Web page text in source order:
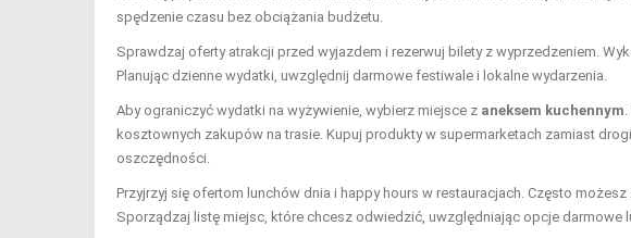
spędzenie czasu bez obciążania budżetu.
Sprawdzaj oferty atrakcji przed wyjazdem i rezerwuj bilety z wyprzedzeniem.
Planując dzienne wydatki, uwzględnij darmowe festiwale i lokalne wydarzenia.
Aby ograniczyć wydatki na wyżywienie, wybierz miejsce z aneksem kuchennym
kosztownych zakupów na trasie. Kupuj produkty w supermarketach zamiast
oszczędności.
Przyjrzyj się ofertom lunchów dnia i happy hours w restauracjach. Często
Sporządzaj listę miejsc, które chcesz odwiedzić, uwzględniając opcje darmowe